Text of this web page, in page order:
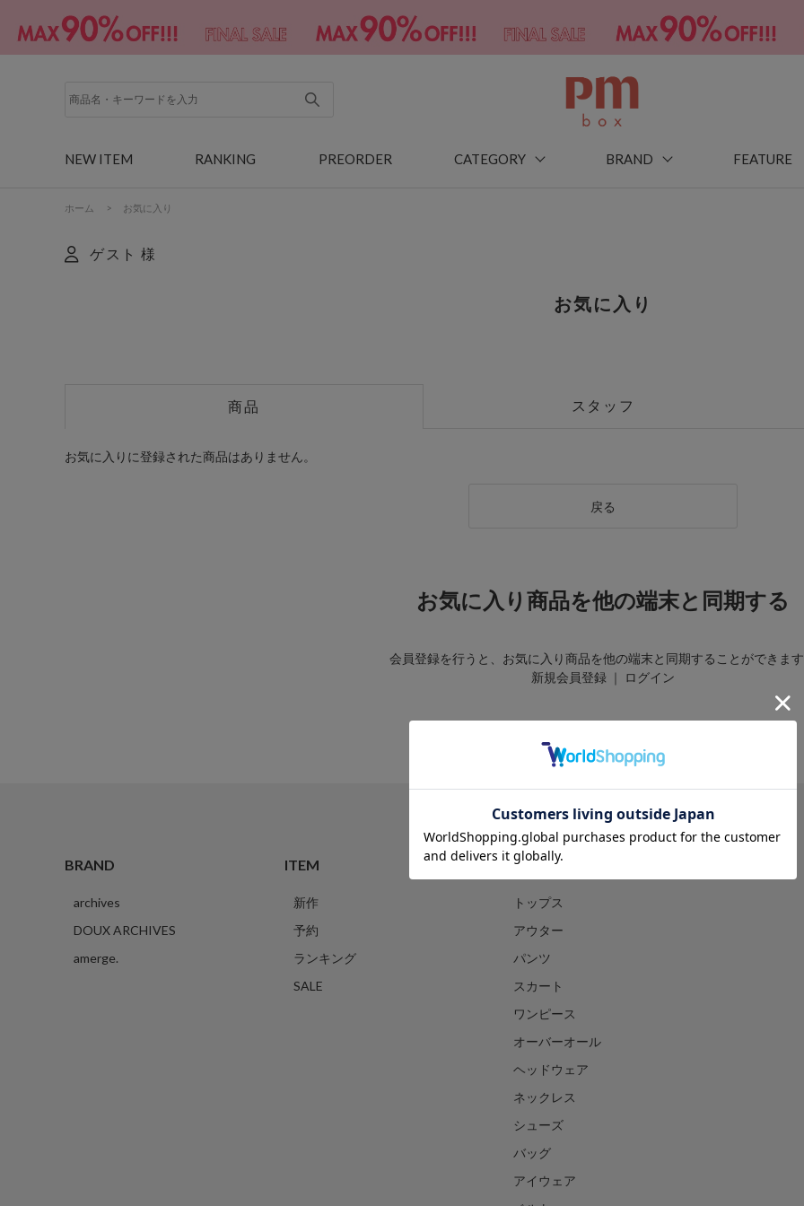
NEW ITEM RANKING PREORDER CATEGORY BRAND FEATURE
ホーム > お気に入り
ゲスト 様
お気に入り
商品 スタッフ
お気に入りに登録された商品はありません。
戻る
お気に入り商品を他の端末と同期する
会員登録を行うと、お気に入り商品を他の端末と同期することができます
新規会員登録 ｜ ログイン
BRAND
archives
DOUX ARCHIVES
amerge.
ITEM
新作
予約
ランキング
SALE
CATEGORY
トップス
アウター
パンツ
スカート
ワンピース
オーバーオール
ヘッドウェア
ネックレス
シューズ
バッグ
アイウェア